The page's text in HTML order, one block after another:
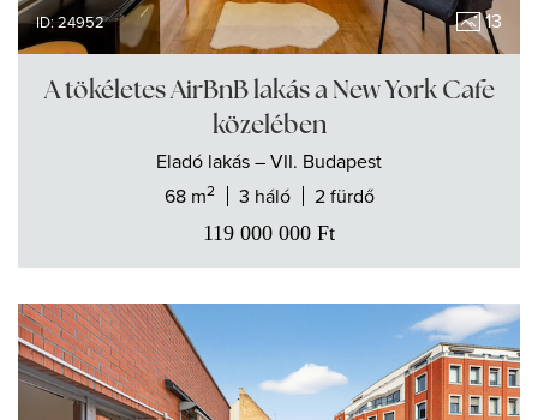
ID: 24952 13
A tökéletes AirBnB lakás a New York Cafe
közelében
Eladó lakás– VII. Budapest
68 m2 3 háló 2 fürdő
119 000 000 Ft